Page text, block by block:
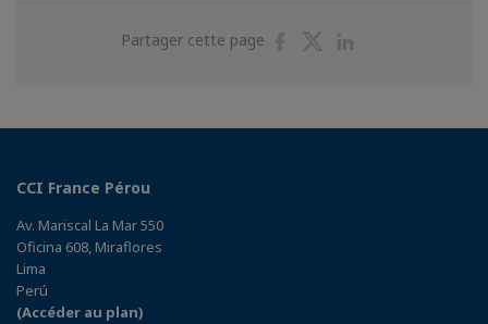
Partager cette page
PartagerPartager
CCI France Pérou
Av. Mariscal La Mar 550
Oficina 608, Miraflores
Lima
Perú
(Accéder au plan)